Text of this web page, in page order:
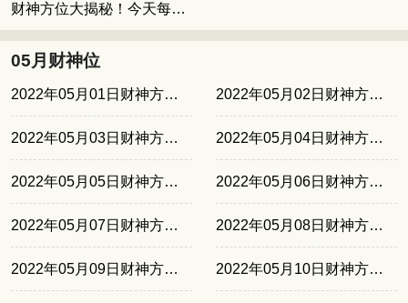
财神方位大揭秘！今天每个时辰的财神方位
05月财神位
2022年05月01日财神方位东北 2022年05月02日财神方位东北
2022年05月03日财神方位西南 2022年05月04日财神方位西南
2022年05月05日财神方位正北 2022年05月06日财神方位正北
2022年05月07日财神方位正东 2022年05月08日财神方位正东
2022年05月09日财神方位正南 2022年05月10日财神方位正南